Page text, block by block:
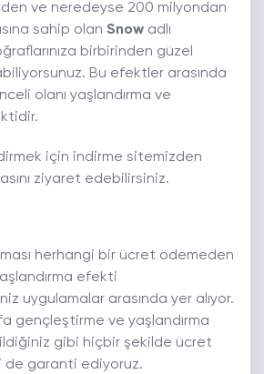
ve neredeyse 200 milyondan
sahip olan Snow adlı
birbirinden güzel
Bu efektler arasında
olanı yaşlandırma ve
için indirme sitemizden
ziyaret edebilirsiniz.
herhangi bir ücret ödemeden
efekti
uygulamalar arasında yer alıyor.
gençleştirme ve yaşlandırma
gibi hiçbir şekilde ücret
de garanti ediyoruz.